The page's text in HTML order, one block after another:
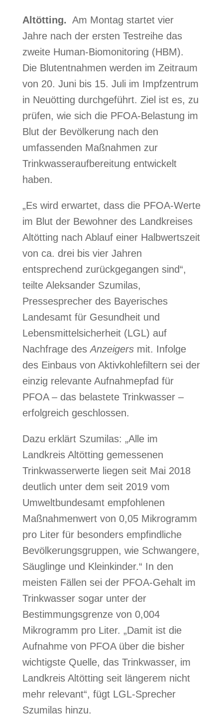
Altötting. Am Montag startet vier
Jahre nach der ersten Testreihe das
zweite Human-Biomonitoring (HBM).
Die Blutentnahmen werden im Zeitraum
von 20. Juni bis 15. Juli im Impfzentrum
in Neuötting durchgeführt. Ziel ist es, zu
prüfen, wie sich die PFOA-Belastung im
Blut der Bevölkerung nach den
umfassenden Maßnahmen zur
Trinkwasseraufbereitung entwickelt
haben.
„Es wird erwartet, dass die PFOA-Werte
im Blut der Bewohner des Landkreises
Altötting nach Ablauf einer Halbwertszeit
von ca. drei bis vier Jahren
entsprechend zurückgegangen sind“,
teilte Aleksander Szumilas,
Pressesprecher des Bayerisches
Landesamt für Gesundheit und
Lebensmittelsicherheit (LGL) auf
Nachfrage des Anzeigers mit. Infolge
des Einbaus von Aktivkohlefiltern sei der
einzig relevante Aufnahmepfad für
PFOA – das belastete Trinkwasser –
erfolgreich geschlossen.
Dazu erklärt Szumilas: „Alle im
Landkreis Altötting gemessenen
Trinkwasserwerte liegen seit Mai 2018
deutlich unter dem seit 2019 vom
Umweltbundesamt empfohlenen
Maßnahmenwert von 0,05 Mikrogramm
pro Liter für besonders empfindliche
Bevölkerungsgruppen, wie Schwangere,
Säuglinge und Kleinkinder.“ In den
meisten Fällen sei der PFOA-Gehalt im
Trinkwasser sogar unter der
Bestimmungsgrenze von 0,004
Mikrogramm pro Liter. „Damit ist die
Aufnahme von PFOA über die bisher
wichtigste Quelle, das Trinkwasser, im
Landkreis Altötting seit längerem nicht
mehr relevant“, fügt LGL-Sprecher
Szumilas hinzu.